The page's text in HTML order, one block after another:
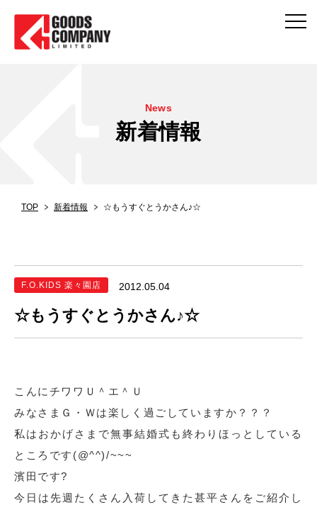
News
新着情報
TOP 新着情報 ☆もうすぐとうかさん♪☆
F.O.KIDS 楽々園店 2012.05.04
☆もうすぐとうかさん♪☆
こんにチワワＵ＾エ＾Ｕ
みなさまＧ・Ｗは楽しく過ごしていますか？？？
私はおかげさまで無事結婚式も終わりほっとしている
ところです(@^^)/~~~
濱田です?
今日は先週たくさん入荷してきた甚平さんをご紹介し